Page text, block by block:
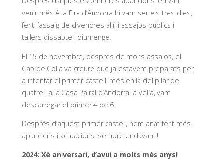
venir més.A la Fira d’Andorra hi vam ser els tres dies,
fent l’assaig de divendres allí, i assajos públics i
tallers dissabte i diumenge.
El 15 de novembre, després de molts assajos, el
Cap de Colla va creure que ja estavem preparats per
a intentar el primer castell, més enllà del pilar de
quatre i a la Casa Pairal d’Andorra la Vella, vam
descarregar el primer 4 de 6.
Després d’aquest primer castell, hem anat fent més
aparicions i actuacions, sempre endavant!!
2024: Xè aniversari, d’avui a molts més anys!